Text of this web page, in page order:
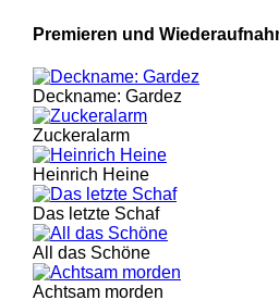
Premieren und
Deckname: Gardez
Zuckeralarm
Heinrich Heine
Das letzte Schaf
All das Schöne
Achtsam morden